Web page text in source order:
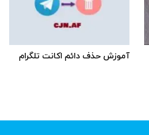
آموزش حذف دائم اکانت تلگرام